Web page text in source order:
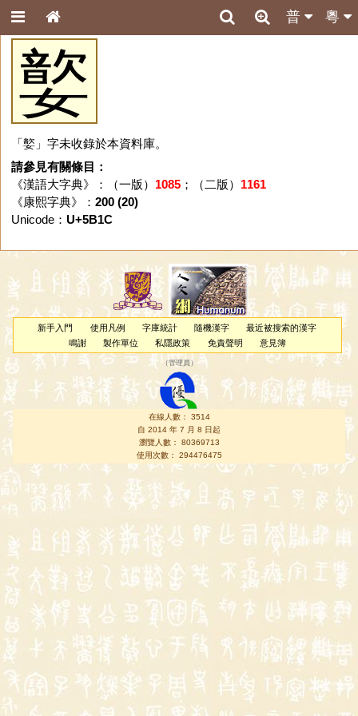
粵
普
嬜
「嬜」字未收錄於本資料庫。
請參見有關條目：
《漢語大字典》：（一版） 1085；（二版） 1161
《康熙字典》： 200 (20)
Unicode： U+5B1C
新手入門 使用凡例 字庫統計 隨機漢字
最近被搜索的漢字
鳴謝
製作單位 私隱政策 免責聲明 意見簿
（管理員 ）
在線人數： 3514
自 2014 年 7 月 8 日起
瀏覽人數： 80369713
使用次數： 294476475